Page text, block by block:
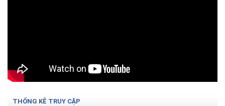
THỐNG KÊ TRUY CẬP